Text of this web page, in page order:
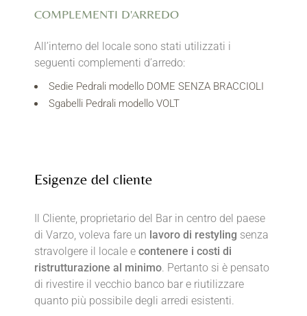
Esigenze del cliente
Il Cliente, proprietario del Bar in centro del paese
di Varzo, voleva fare un lavoro di restyling senza
stravolgere il locale econtenere i costi di
ristrutturazione al minimo . Pertanto si è pensato
di rivestire il vecchio banco bar e riutilizzare
quanto più possibile degli arredi esistenti.
COMPLEMENTI D'ARREDO
All’interno del locale sono stati utilizzati i
seguenti complementi d’arredo:
Sedie Pedrali modello DOME SENZA BRACCIOLI
Sgabelli Pedrali modello VOLT